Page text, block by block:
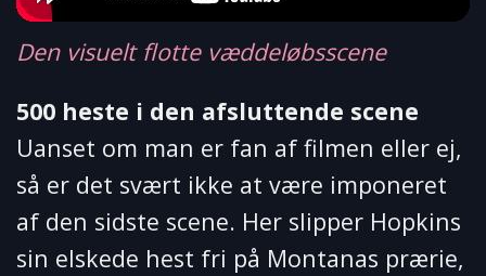
Den visuelt flotte væddeløbsscene
500 heste i den afsluttende scene
Uanset om man er fan af filmen eller ej,
så er det svært ikke at være imponeret
af den sidste scene. Her slipper Hopkins
sin elskede hest fri på Montanas prærie,